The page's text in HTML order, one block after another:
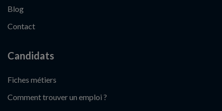
Blog
Contact
Candidats
Fiches métiers
Comment trouver un emploi ?